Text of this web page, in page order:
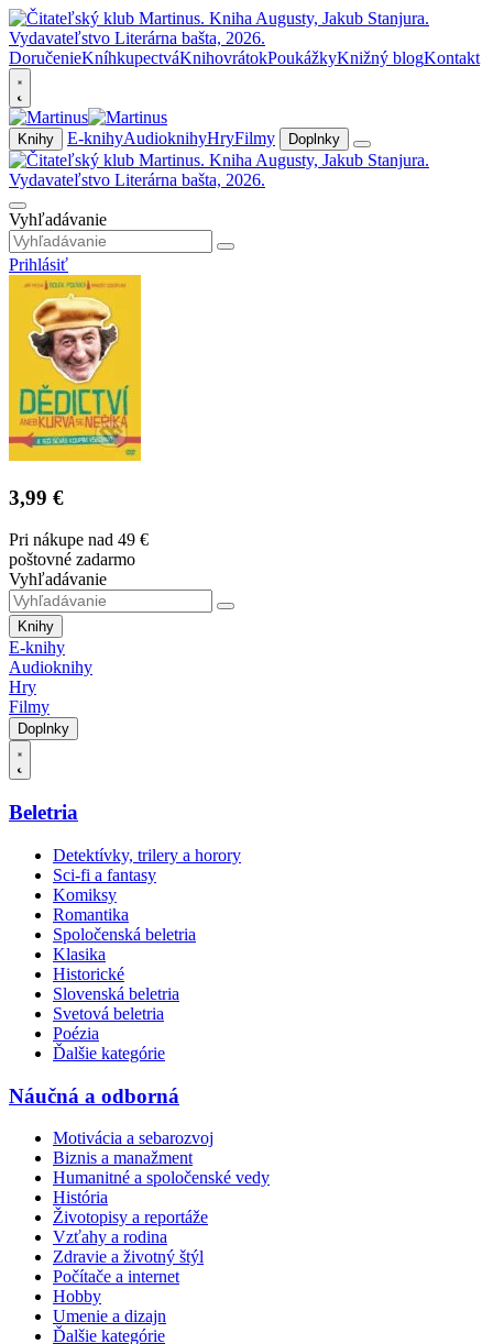
DoručenieKníhkupectváKnihovrátokPoukážkyKnižný blogKontakt
Knihy E-knihyAudioknihyHryFilmy Doplnky
Vyhľadávanie
Prihlásiť
3,99 €
Pri nákupe nad 49 €
poštovné zadarmo
Vyhľadávanie
Knihy
E-knihy
Audioknihy
Hry
Filmy
Doplnky
Beletria
Detektívky, trilery a horory
Sci-fi a fantasy
Komiksy
Romantika
Spoločenská beletria
Klasika
Historické
Slovenská beletria
Svetová beletria
Poézia
Ďalšie kategórie
Náučná a odborná
Motivácia a sebarozvoj
Biznis a manažment
Humanitné a spoločenské vedy
História
Životopisy a reportáže
Vzťahy a rodina
Zdravie a životný štýl
Počítače a internet
Hobby
Umenie a dizajn
Ďalšie kategórie